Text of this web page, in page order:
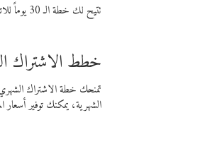
تتيح لك خطة الـ 30 يوماً للاتصال إجراء مكالمات دولية إلى الوجهة التي تختارها لمدة 30 يوماً بأسعار فايبر المنخفضة.
خطط الاشتراك
تمنحك خطة الاشتراك
الشهرية، يمكنك توفير أسعار